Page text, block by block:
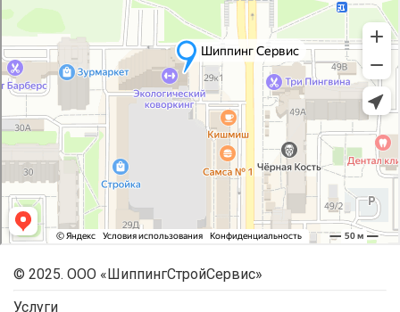
© 2025. ООО «ШиппингСтройСервис»
Услуги